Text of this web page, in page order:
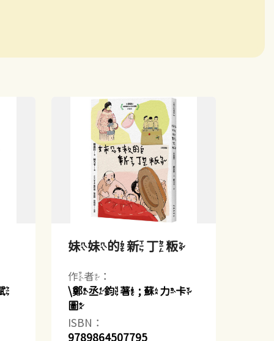
妹妹的新丁粄
作者：
\鄭丞鈞著 ; 蘇力卡
圖
ISBN：
9789864507795